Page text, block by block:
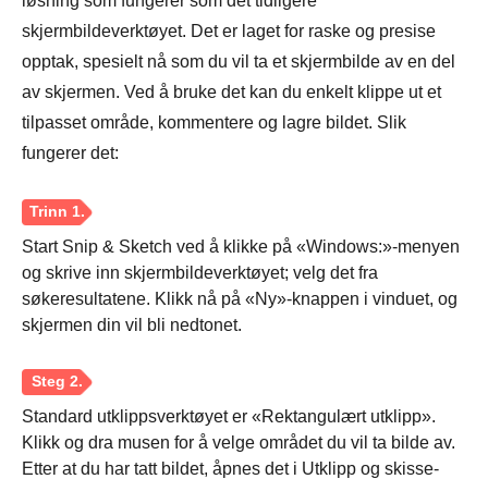
Trinn 3.
skjermbildeverktøyet. Det er laget for raske og presise
opptak, spesielt nå som du vil ta et skjermbilde av en del
av skjermen. Ved å bruke det kan du enkelt klippe ut et
tilpasset område, kommentere og lagre bildet. Slik
fungerer det:
Start Snip & Sketch ved å klikke på «Windows:»-menyen
og skrive inn skjermbildeverktøyet; velg det fra
søkeresultatene. Klikk nå på «Ny»-knappen i vinduet, og
skjermen din vil bli nedtonet.
Standard utklippsverktøyet er «Rektangulært utklipp».
Klikk og dra musen for å velge området du vil ta bilde av.
Etter at du har tatt bildet, åpnes det i Utklipp og skisse-